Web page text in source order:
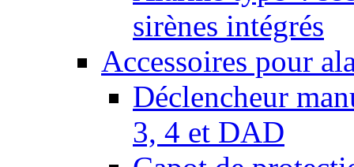
sirènes intégrés
Accessoires pour
Déclencheur
3, 4 et DAD